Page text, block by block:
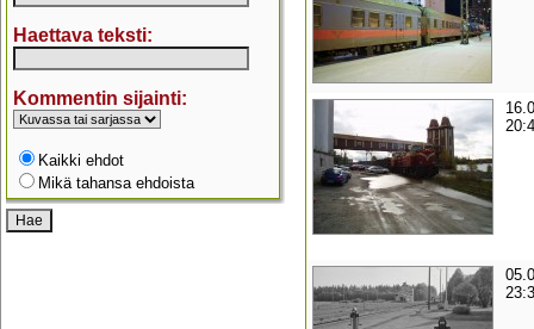
Haettava teksti:
Kommentin sijainti:
Kaikki ehdot
Mikä tahansa ehdoista